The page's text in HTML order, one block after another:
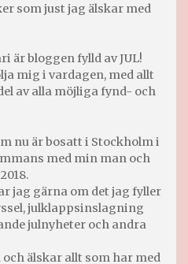
som just jag älskar med
är bloggen fylld av JUL!
mig i vardagen, med allt
av alla möjliga fynd- och
nu är bosatt i Stockholm i
med min man och
jag gärna om det jag fyller
julklappsinslagning
julnyheter och andra
älskar allt som har med